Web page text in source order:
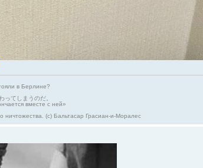
в Берлине?
ってしまうのだ。
вместе с ней»
ничтожества. (с) Бальтасар Грасиан-и-Моралес